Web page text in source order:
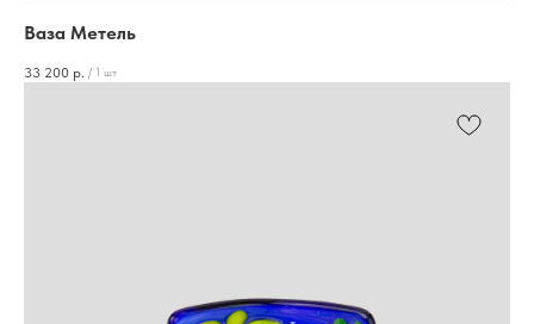
Ваза Метель
33 200 р. / 1 шт